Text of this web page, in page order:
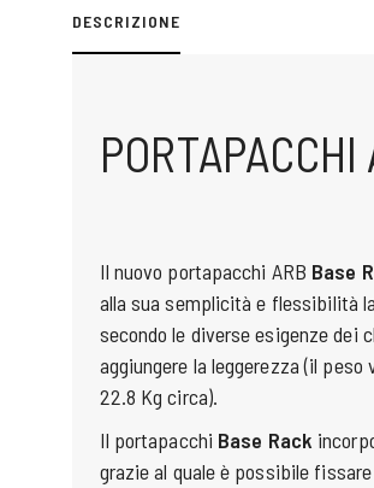
DESCRIZIONE
Il nuovo portapacchi ARB Base
alla sua semplicità e flessibilità
secondo le diverse esigenze
aggiungere la leggerezza (il
22.8 Kg circa).
Il portapacchi Base Rack
grazie al quale è possibile